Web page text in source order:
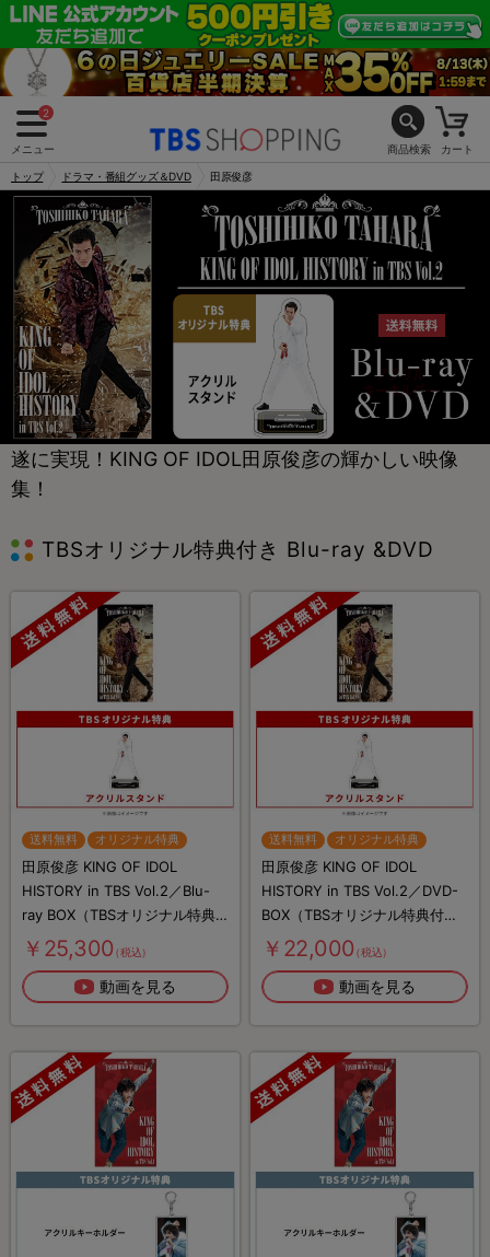
2
メニュー 商品検索 カート
トップ ドラマ・番組グッズ＆DVD 田原俊彦
遂に実現！KING OF IDOL田原俊彦の輝かしい映像
集！
TBSオリジナル特典付き Blu-ray &DVD
送料無料 オリジナル特典
田原俊彦 KING OF IDOL
HISTORY in TBS Vol.2／Blu-
ray BOX（TBSオリジナル特典
付き・送料無料・4枚組）
￥25,300（税込）
動画を見る
送料無料 オリジナル特典
田原俊彦 KING OF IDOL
HISTORY in TBS Vol.2／DVD-
BOX（TBSオリジナル特典付
き・送料無料・4枚組）
￥22,000（税込）
動画を見る